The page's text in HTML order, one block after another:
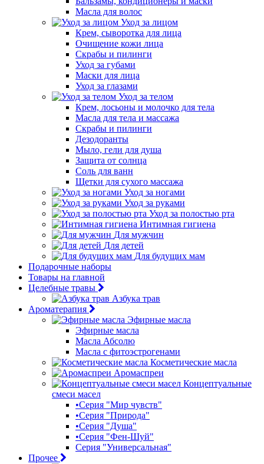
Масла для волос
Уход за лицом
Крем, сыворотка для лица
Очищение кожи лица
Скрабы и пилинги
Уход за губами
Маски для лица
Уход за глазами
Уход за телом
Крем, лосьоны и молочко для тела
Масла для тела и массажа
Скрабы и пилинги
Дезодоранты
Мыло, гели для душа
Защита от солнца
Соль для ванн
Щетки для сухого массажа
Уход за ногами
Уход за руками
Уход за полостью рта
Интимная гигиена
Для мужчин
Для детей
Для будущих мам
Подарочные наборы
Товары на главной
Целебные травы
Азбука трав
Ароматерапия
Эфирные масла
Эфирные масла
Масла Абсолю
Масла с фитоэстрогенами
Косметические масла
Аромаспреи
Концептуальные
смеси масел
•Серия "Мир чувств"
•Серия "Природа"
•Серия "Душа"
•Серия "Фен-Шуй"
Серия "Универсальная"
Прочее